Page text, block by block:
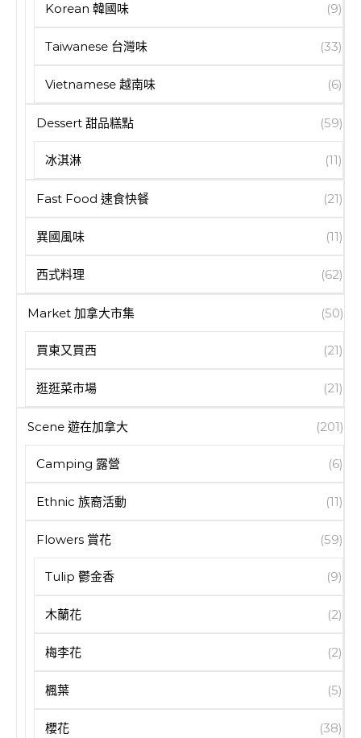
Korean 韓國味 (9)
Taiwanese 台灣味 (33)
Vietnamese 越南味 (6)
Dessert 甜品糕點 (59)
冰淇淋 (11)
Fast Food 速食快餐 (21)
異國風味 (11)
西式料理 (62)
Market 加拿大市集 (50)
買東又買西 (21)
逛逛菜市場 (21)
Scene 遊在加拿大 (201)
Camping 露營 (6)
Ethnic 族裔活動 (11)
Flowers 賞花 (59)
Tulip 鬱金香 (9)
木蘭花 (2)
梅李花 (2)
楓葉 (5)
櫻花 (38)